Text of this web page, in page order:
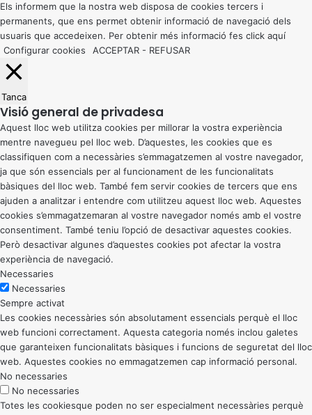
button
Els informem que la nostra web disposa de cookies tercers i
permanents, que ens permet obtenir informació de navegació dels
usuaris que accedeixen. Per obtenir més informació fes click aquí
Configurar cookies
ACCEPTAR - REFUSAR
Tanca
Visió general de privadesa
Aquest lloc web utilitza cookies per millorar la vostra experiència
mentre navegueu pel lloc web. D’aquestes, les cookies que es
classifiquen com a necessàries s’emmagatzemen al vostre navegador,
ja que són essencials per al funcionament de les funcionalitats
bàsiques del lloc web. També fem servir cookies de tercers que ens
ajuden a analitzar i entendre com utilitzeu aquest lloc web. Aquestes
cookies s’emmagatzemaran al vostre navegador només amb el vostre
consentiment. També teniu l’opció de desactivar aquestes cookies.
Però desactivar algunes d’aquestes cookies pot afectar la vostra
experiència de navegació.
Necessaries
Necessaries
Sempre activat
Les cookies necessàries són absolutament essencials perquè el lloc
web funcioni correctament. Aquesta categoria només inclou galetes
que garanteixen funcionalitats bàsiques i funcions de seguretat del lloc
web. Aquestes cookies no emmagatzemen cap informació personal.
No necessaries
No necessaries
Totes les cookiesque poden no ser especialment necessàries perquè